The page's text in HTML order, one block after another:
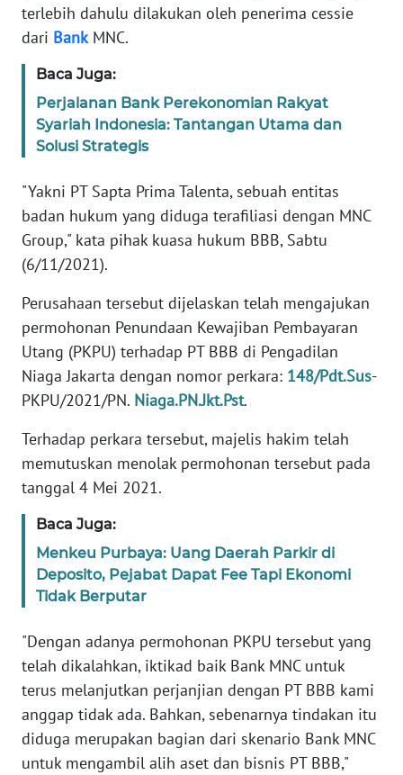
terlebih dahulu dilakukan oleh penerima cessie
dari BankMNC.
Baca Juga:
Perjalanan Bank Perekonomian Rakyat
Syariah Indonesia: Tantangan Utama dan
Solusi Strategis
"Yakni PT Sapta Prima Talenta, sebuah entitas
badan hukum yang diduga terafiliasi dengan MNC
Group," kata pihak kuasa hukum BBB, Sabtu
(6/11/2021).
Perusahaan tersebut dijelaskan telah mengajukan
permohonan Penundaan Kewajiban Pembayaran
Utang (PKPU) terhadap PT BBB di Pengadilan
Niaga Jakarta dengan nomor perkara: 148/Pdt.Sus-
PKPU/2021/PN. Niaga.PN.Jkt.Pst.
Terhadap perkara tersebut, majelis hakim telah
memutuskan menolak permohonan tersebut pada
tanggal 4 Mei 2021.
Baca Juga:
Menkeu Purbaya: Uang Daerah Parkir di
Deposito, Pejabat Dapat Fee Tapi Ekonomi
Tidak Berputar
"Dengan adanya permohonan PKPU tersebut yang
telah dikalahkan, iktikad baik Bank MNC untuk
terus melanjutkan perjanjian dengan PT BBB kami
anggap tidak ada. Bahkan, sebenarnya tindakan itu
diduga merupakan bagian dari skenario Bank MNC
untuk mengambil alih aset dan bisnis PT BBB,"
INFO
TENTANG
KAMI
MEDIA
SIBER
REDAKSI
KARIR
DISCLAIMER
Wahana
Regional
SUMUT
WN
JAKARTA
BANTEN
WN
NTT